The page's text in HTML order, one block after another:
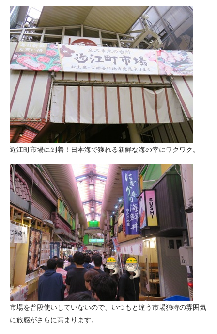
近江町市場に到着！日本海で獲れる新鮮な海の幸にワクワク。
市場を普段使いしていないので、いつもと違う市場独特の雰囲気
に旅感がさらに高まります。